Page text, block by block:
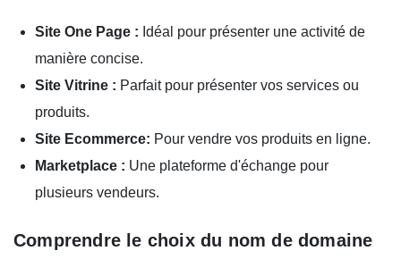
Site One Page : Idéal pour présenter une activité de
manière concise.
Site Vitrine : Parfait pour présenter vos services ou
produits.
Site Ecommerce: Pour vendre vos produits en ligne.
Marketplace : Une plateforme d'échange pour
plusieurs vendeurs.
Comprendre le choix du nom de domaine